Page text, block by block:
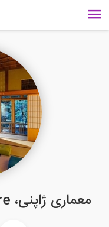
معماری ژاپنی، Japanese architecture